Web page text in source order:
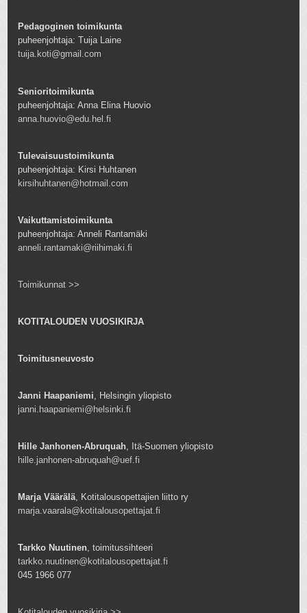
Pedagoginen toimikunta
puheenjohtaja: Tuija Laine
tuija.koti@gmail.com
Senioritoimikunta
puheenjohtaja: Anna Elina Huovio
anna.huovio@edu.hel.fi
Tulevaisuustoimikunta
puheenjohtaja: Kirsi Huhtanen
kirsihuhtanen@hotmail.com
Vaikuttamistoimikunta
puheenjohtaja: Anneli Rantamäki
anneli.rantamaki@riihimaki.fi
Toimikunnat >>
KOTITALOUDEN VUOSIKIRJA
Toimitusneuvosto
Janni Haapaniemi, Helsingin yliopisto
janni.haapaniemi@helsinki.fi
Hille Janhonen-Abruquah, Itä-Suomen yliopisto
hille.janhonen-abruquah@uef.fi
Marja Väärälä, Kotitalousopettajien liitto ry
marja.vaarala@kotitalousopettajat.fi
Tarkko Nuutinen, toimitussihteeri
tarkko.nuutinen@kotitalousopettajat.fi
045 1966 077